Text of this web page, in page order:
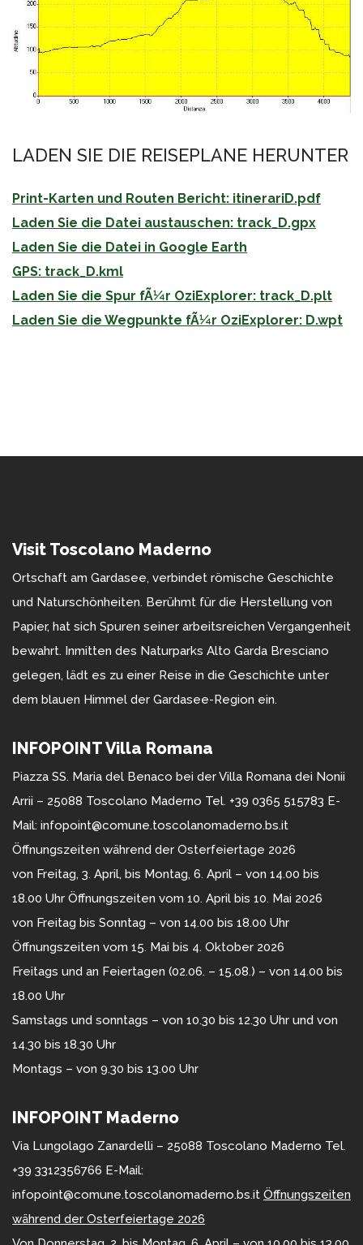
LADEN SIE DIE REISEPLANE HERUNTER
Print-Karten und Routen Bericht: itinerariD.pdf
Laden Sie die Datei austauschen: track_D.gpx
Laden Sie die Datei in Google Earth
GPS: track_D.kml
Laden Sie die Spur fÃ¼r OziExplorer: track_D.plt
Laden Sie die Wegpunkte fÃ¼r OziExplorer: D.wpt
Visit Toscolano Maderno
Ortschaft am Gardasee, verbindet römische Geschichte
und Naturschönheiten. Berühmt für die Herstellung von
Papier, hat sich Spuren seiner arbeitsreichen Vergangenheit
bewahrt. Inmitten des Naturparks Alto Garda Bresciano
gelegen, lädt es zu einer Reise in die Geschichte unter
dem blauen Himmel der Gardasee-Region ein.
INFOPOINT Villa Romana
Piazza SS. Maria del Benaco bei der Villa Romana dei Nonii
Arrii – 25088 Toscolano Maderno Tel. +39 0365 515783 E-
Mail: infopoint@comune.toscolanomaderno.bs.it
Öffnungszeiten während der Osterfeiertage 2026
von Freitag, 3. April, bis Montag, 6. April – von 14.00 bis
18.00 Uhr Öffnungszeiten vom 10. April bis 10. Mai 2026
von Freitag bis Sonntag – von 14.00 bis 18.00 Uhr
Öffnungszeiten vom 15. Mai bis 4. Oktober 2026
Freitags und an Feiertagen (02.06. – 15.08.) – von 14.00 bis
18.00 Uhr
Samstags und sonntags – von 10.30 bis 12.30 Uhr und von
14.30 bis 18.30 Uhr
Montags – von 9.30 bis 13.00 Uhr
INFOPOINT Maderno
Via Lungolago Zanardelli – 25088 Toscolano Maderno Tel.
+39 3312356766 E-Mail:
infopoint@comune.toscolanomaderno.bs.it Öffnungszeiten
während der Osterfeiertage 2026